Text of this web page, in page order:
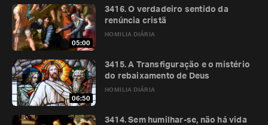
05:00
HOMILIA DIÁRIA
3416. O verdadeiro sentido da
renúncia cristã
06:50
HOMILIA DIÁRIA
3415. A Transfiguração e o mistério
do rebaixamento de Deus
3414. Sem humilhar-se, não há vida